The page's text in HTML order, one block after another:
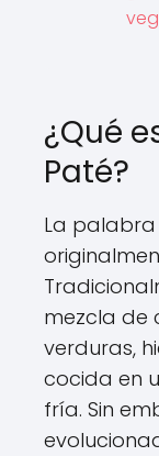
¿Qué
Paté?
La palabra
mezcla de
verduras,
cocida en
fría. Sin